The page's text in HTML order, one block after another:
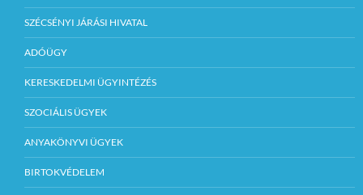
SZÉCSÉNYI JÁRÁSI HIVATAL
ADÓÜGY
KERESKEDELMI ÜGYINTÉZÉS
SZOCIÁLIS ÜGYEK
ANYAKÖNYVI ÜGYEK
BIRTOKVÉDELEM